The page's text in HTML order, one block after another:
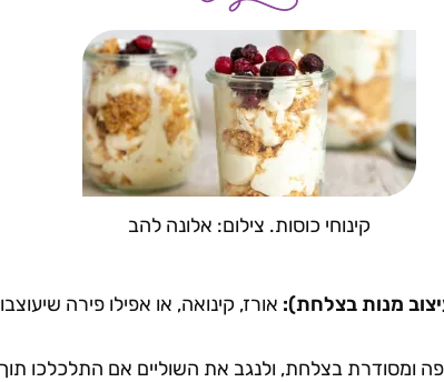
קינוחי כוסות. צילום: אלונה להב
מנות בצלחת): אורז, קינואה, או אפילו פירה
ומסודרת בצלחת, ולנגב את השוליים אם התלכלכו